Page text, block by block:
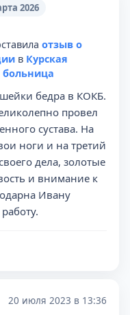
2026
отзыв о
в Курская
больница
бедра в КОКБ.
провел
сустава. На
ноги и на третий
дела, золотые
и внимание к
Ивану
20 июля 2023 в 13:36